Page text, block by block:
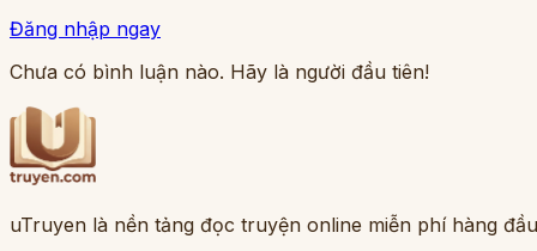
Đăng nhập ngay
Chưa có bình luận nào. Hãy là người đầu tiên!
uTruyen là nền tảng đọc truyện online miễn phí hàng